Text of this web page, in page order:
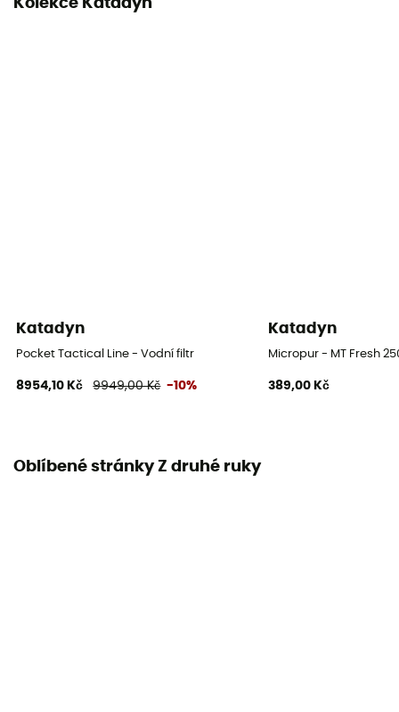
Kolekce Katadyn
Katadyn
Pocket Tactical Line - Vodní filtr
8954,10 Kč 9949,00 Kč -10%
Katadyn
Micropur - MT Fresh
389,00 Kč
Oblíbené stránky Z druhé ruky